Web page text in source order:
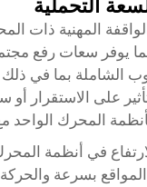
التحملية
المهنية ذات
الشاملة بما في
على الاستقرار
المحرك
المواقع بسرعة